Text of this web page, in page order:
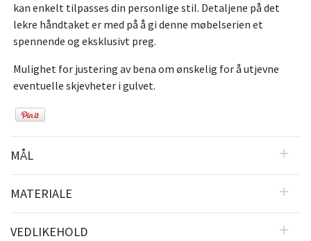
kan enkelt tilpasses din personlige stil. Detaljene på det
lekre håndtaket er med på å gi denne møbelserien et
spennende og eksklusivt preg.
Mulighet for justering av bena om ønskelig for å utjevne
eventuelle skjevheter i gulvet.
MÅL
MATERIALE
VEDLIKEHOLD